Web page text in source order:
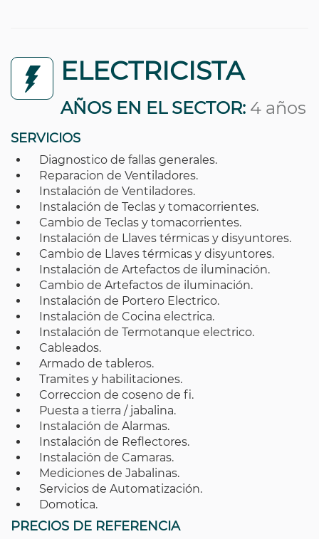
ELECTRICISTA
AÑOS EN EL SECTOR: 4 años
SERVICIOS
Diagnostico de fallas generales.
Reparacion de Ventiladores.
Instalación de Ventiladores.
Instalación de Teclas y tomacorrientes.
Cambio de Teclas y tomacorrientes.
Instalación de Llaves térmicas y disyuntores.
Cambio de Llaves térmicas y disyuntores.
Instalación de Artefactos de iluminación.
Cambio de Artefactos de iluminación.
Instalación de Portero Electrico.
Instalación de Cocina electrica.
Instalación de Termotanque electrico.
Cableados.
Armado de tableros.
Tramites y habilitaciones.
Correccion de coseno de fi.
Puesta a tierra / jabalina.
Instalación de Alarmas.
Instalación de Reflectores.
Instalación de Camaras.
Mediciones de Jabalinas.
Servicios de Automatización.
Domotica.
PRECIOS DE REFERENCIA